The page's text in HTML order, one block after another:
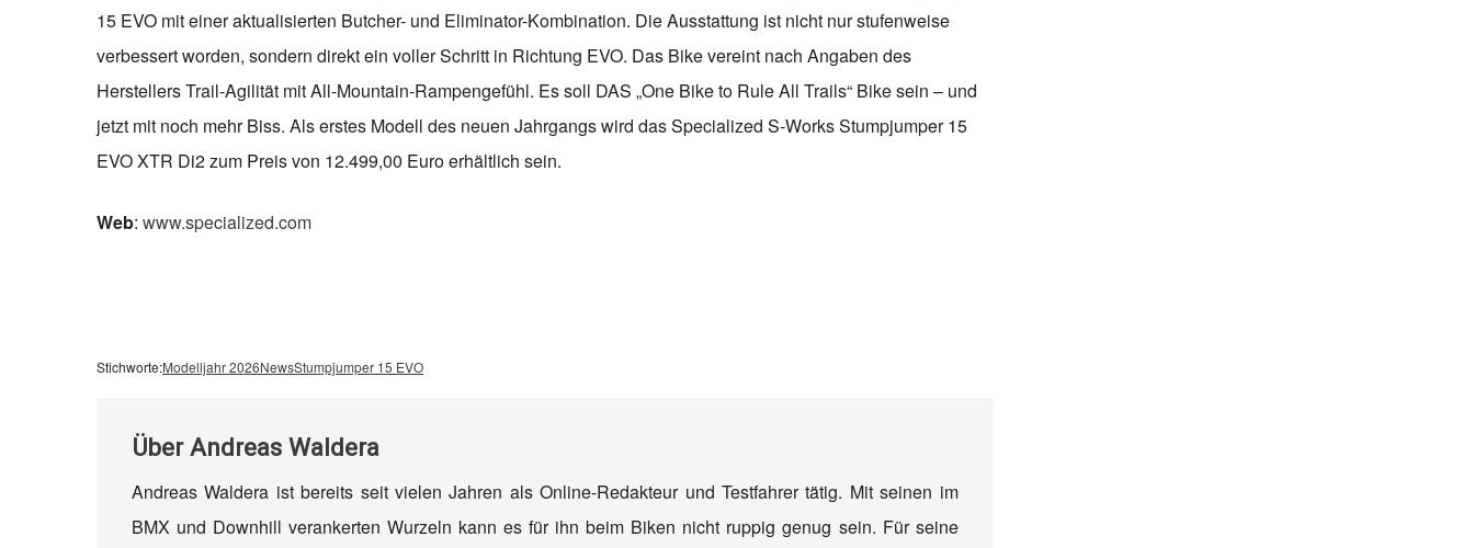
15 EVO mit einer aktualisierten Butcher- und Eliminator-Kombination. Die Ausstattung ist nicht nur stufenweise
verbessert worden, sondern direkt ein voller Schritt in Richtung EVO. Das Bike vereint nach Angaben des
Herstellers Trail-Agilität mit All-Mountain-Rampengefühl. Es soll DAS „One Bike to Rule All Trails“ Bike sein – und
jetzt mit noch mehr Biss. Als erstes Modell des neuen Jahrgangs wird das Specialized S-Works Stumpjumper 15
EVO XTR Di2 zum Preis von 12.499,00 Euro erhältlich sein.
Web: www.specialized.com
Stichworte:Modelljahr 2026NewsStumpjumper 15 EVO
ÜberAndreas Waldera
Andreas Waldera ist bereits seit vielen Jahren als Online-Redakteur und Testfahrer tätig. Mit seinen im
BMX und Downhill verankerten Wurzeln kann es für ihn beim Biken nicht ruppig genug sein. Für seine